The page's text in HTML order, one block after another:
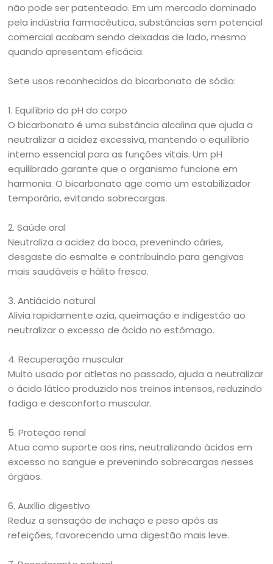
não pode ser patenteado. Em um mercado dominado
pela indústria farmacêutica, substâncias sem potencial
comercial acabam sendo deixadas de lado, mesmo
quando apresentam eficácia.
Sete usos reconhecidos do bicarbonato de sódio:
1. Equilíbrio do pH do corpo
O bicarbonato é uma substância alcalina que ajuda a
neutralizar a acidez excessiva, mantendo o equilíbrio
interno essencial para as funções vitais. Um pH
equilibrado garante que o organismo funcione em
harmonia. O bicarbonato age como um estabilizador
temporário, evitando sobrecargas.
2. Saúde oral
Neutraliza a acidez da boca, prevenindo cáries,
desgaste do esmalte e contribuindo para gengivas
mais saudáveis e hálito fresco.
3. Antiácido natural
Alivia rapidamente azia, queimação e indigestão ao
neutralizar o excesso de ácido no estômago.
4. Recuperação muscular
Muito usado por atletas no passado, ajuda a neutralizar
o ácido lático produzido nos treinos intensos, reduzindo
fadiga e desconforto muscular.
5. Proteção renal
Atua como suporte aos rins, neutralizando ácidos em
excesso no sangue e prevenindo sobrecargas nesses
órgãos.
6. Auxílio digestivo
Reduz a sensação de inchaço e peso após as
refeições, favorecendo uma digestão mais leve.